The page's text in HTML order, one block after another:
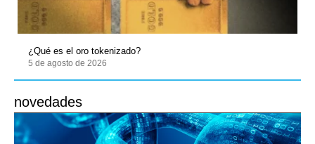
¿Qué es el oro tokenizado?
5 de agosto de 2026
novedades